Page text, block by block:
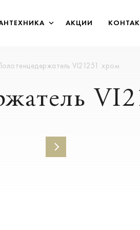
АКЦИИ
VI21251 хром